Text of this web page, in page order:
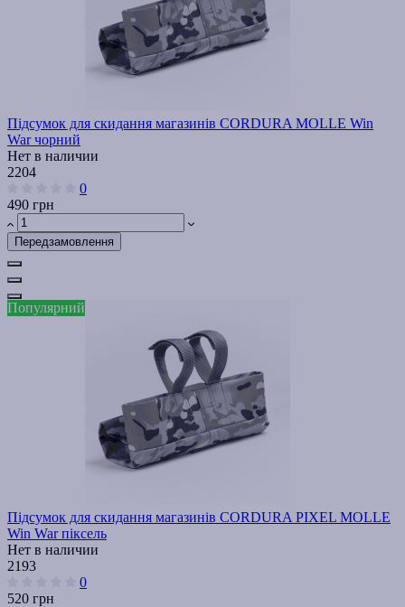
Підсумок для скидання магазинів CORDURA MOLLE Win
War чорний
Нет в наличии
2204
0
490 грн
Передзамовлення
Популярний
Підсумок для скидання магазинів CORDURA PIXEL MOLLE
Win War піксель
Нет в наличии
2193
0
520 грн